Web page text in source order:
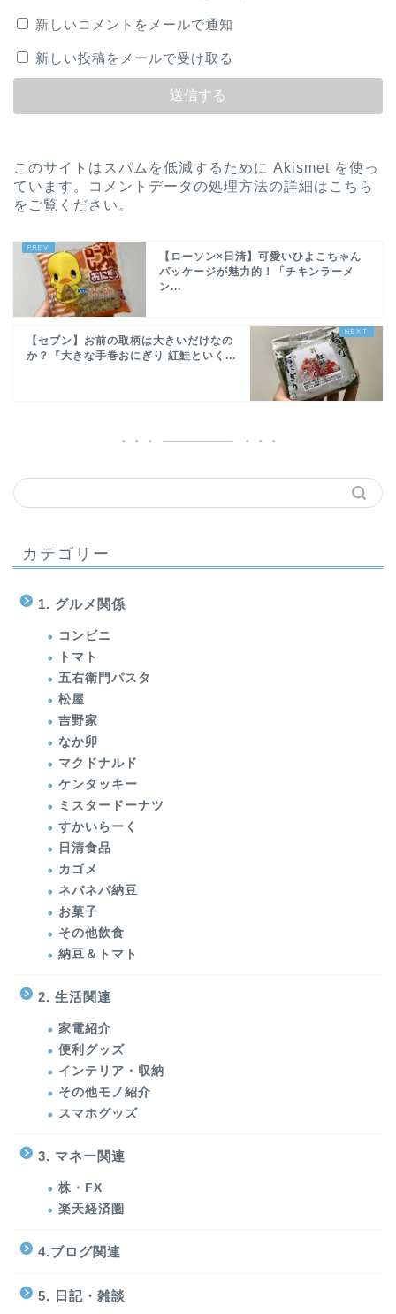
新しいコメントをメールで通知
新しい投稿をメールで受け取る
このサイトはスパムを低減するために Akismet を使っ
ています。
コメントデータの処理方法の詳細はこちら
をご覧ください 。
【ローソン×日清】可愛いひよこちゃん
パッケージが魅力的！「チキンラーメ
ン...
【セブン】お前の取柄は大きいだけなの
か？『大きな手巻おにぎり 紅鮭といく...
カテゴリー
1. グルメ関係
コンビニ
トマト
五右衛門パスタ
松屋
吉野家
なか卯
マクドナルド
ケンタッキー
ミスタードーナツ
すかいらーく
日清食品
カゴメ
ネバネバ納豆
お菓子
その他飲食
納豆＆トマト
2. 生活関連
家電紹介
便利グッズ
インテリア・収納
その他モノ紹介
スマホグッズ
3. マネー関連
株・FX
楽天経済圏
4.ブログ関連
5. 日記・雑談